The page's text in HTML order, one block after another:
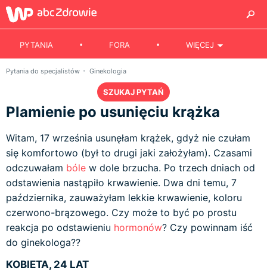
PYTANIA FORA WIĘCEJ
Pytania do specjalistów Ginekologia
SZUKAJ PYTAŃ
Plamienie po usunięciu krążka
Witam, 17 września usunęłam krążek, gdyż nie czułam
się komfortowo (był to drugi jaki założyłam). Czasami
odczuwałam bóle w dole brzucha. Po trzech dniach od
odstawienia nastąpiło krwawienie. Dwa dni temu, 7
października, zauważyłam lekkie krwawienie, koloru
czerwono-brązowego. Czy może to być po prostu
reakcja po odstawieniu hormonów? Czy powinnam iść
do ginekologa??
KOBIETA, 24 LAT